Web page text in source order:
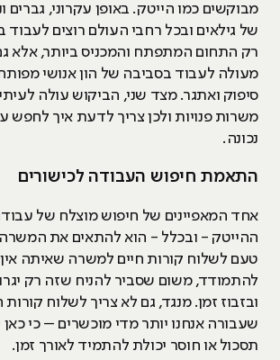
מבוקשים כמו הייטק. באופן עקרוני, גברים
של גילאים ובכל רחבי העולם רוצים לעבוד
רק התחום המתפתח והמכניס ביותר, אלא
מעולה לעבוד בסביבה של הון אנושי
סיפוק ואתגר. מצד שני, הביקוש עולה
משרות פנויות ולכן צריך לדעת איך לחפש
נכונה.
התאמת חיפוש העבודה לכישורים
אחד המאפיינים של חיפוש מוצלח של
ההייטק - ובכלל - הוא להתאים את המשרה
טעם לשלוח קורות חיים למשרה שאיתה אין
להתמודד, משום שסביר להניח שזה רק
ובזבוז זמן. מנגד, גם לא צריך לשלוח
שעבורה אנחנו יותר מדי מוכשרים – כי כאן
תסכול או חוסר יכולת להתמיד לאורך זמן.